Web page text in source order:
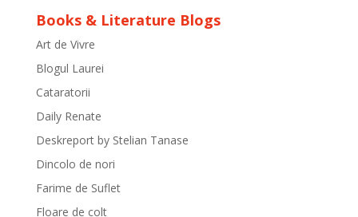
Books & Literature Blogs
Art de Vivre
Blogul Laurei
Cataratorii
Daily Renate
Deskreport by Stelian Tanase
Dincolo de nori
Farime de Suflet
Floare de colt